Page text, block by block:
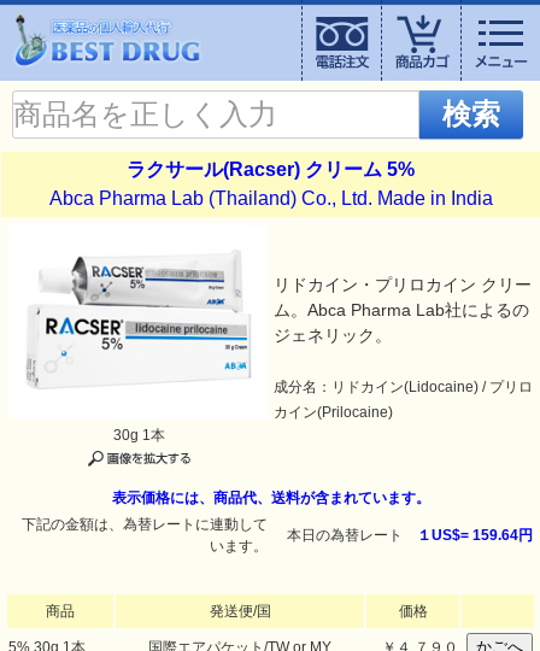
検索
ラクサール(Racser) クリーム 5%
Abca Pharma Lab (Thailand) Co., Ltd. Made in India
リドカイン・プリロカイン クリー
ム。Abca Pharma Lab社によるの
ジェネリック。
成分名：リドカイン(Lidocaine) / プリロ
カイン(Prilocaine)
30g 1本
表示価格には、商品代、送料が含まれています。
下記の金額は、為替レートに連動して
います。
本日の為替レート １US$= 159.64円
商品 発送便/国 価格
5% 30g 1本 国際エアパケット/TW or MY ￥ ４,７９０